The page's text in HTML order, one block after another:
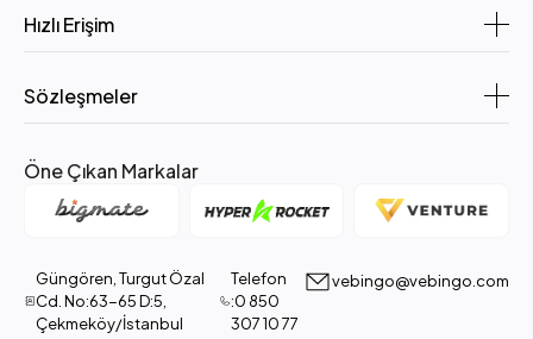
Hızlı Erişim
Sözleşmeler
Öne Çıkan Markalar
Güngören, Turgut Özal
Cd. No:63-65 D:5,
Çekmeköy/İstanbul
Telefon
:0 850
307 10 77
vebingo@vebingo.com